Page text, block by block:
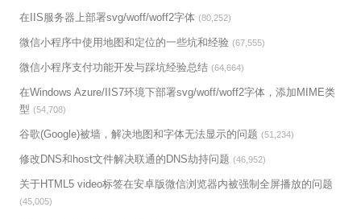
在IIS服务器上部署svg/woff/woff2字体 (80,252)
微信小程序中使用地图和定位的一些坑和经验 (67,555)
微信小程序支付功能开发与踩坑经验总结 (64,664)
在Windows Azure/IIS7环境下部署svg/woff/woff2字体，添加MIME类
型 (54,708)
谷歌(Google)被墙，解决地图和字体无法显示的问题 (51,234)
修改DNS和host文件解决联通的DNS劫持问题 (46,952)
关于HTML5 video标签在安卓版微信浏览器内被强制全屏播放的问题
(45,005)